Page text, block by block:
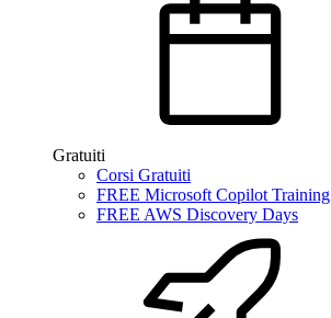
Gratuiti
Corsi Gratuiti
FREE Microsoft Copilot Training
FREE AWS Discovery Days